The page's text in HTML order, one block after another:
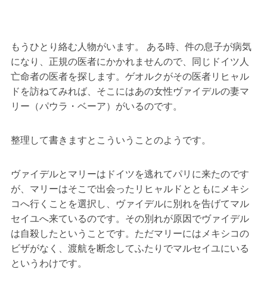
もうひとり絡む人物がいます。 ある時、件の息子が病気
になり、正規の医者にかかれませんので、同じドイツ人
亡命者の医者を探します。ゲオルクがその医者リヒャル
ドを訪ねてみれば、そこにはあの女性ヴァイデルの妻マ
リー（パウラ・ベーア）がいるのです。
整理して書きますとこういうことのようです。
ヴァイデルとマリーはドイツを逃れてパリに来たのです
が、マリーはそこで出会ったリヒャルドとともにメキシ
コへ行くことを選択し、ヴァイデルに別れを告げてマル
セイユへ来ているのです。その別れが原因でヴァイデル
は自殺したということです。ただマリーにはメキシコの
ビザがなく、渡航を断念してふたりでマルセイユにいる
というわけです。